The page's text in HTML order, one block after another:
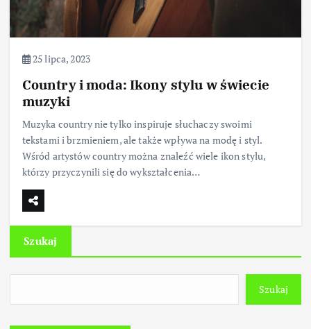
25 lipca, 2023
Country i moda: Ikony stylu w świecie
muzyki
Muzyka country nie tylko inspiruje słuchaczy swoimi
tekstami i brzmieniem, ale także wpływa na modę i styl.
Wśród artystów country można znaleźć wiele ikon stylu,
którzy przyczynili się do wykształcenia…
Szukaj
Szukaj